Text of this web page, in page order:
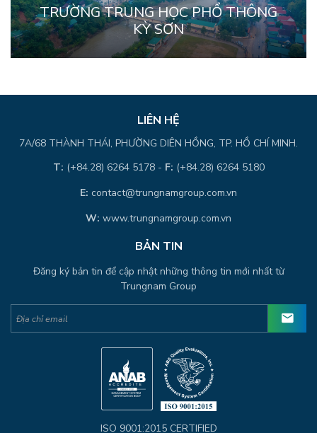
TRƯỜNG TRUNG HỌC PHỔ THÔNG
KỲ SƠN
LIÊN HỆ
7A/68 THÀNH THÁI, PHƯỜNG DIÊN HỒNG, TP. HỒ CHÍ MINH.
T: (+84.28) 6264 5178 - F: (+84.28) 6264 5180
E: contact@trungnamgroup.com.vn
W: www.trungnamgroup.com.vn
BẢN TIN
Đăng ký bản tin để cập nhật những thông tin mới nhất từ
Trungnam Group
ISO 9001:2015 CERTIFIED